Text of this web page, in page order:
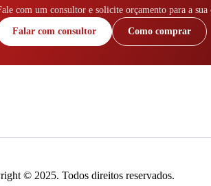
com um consultor e solicite orçamento para a
Falar com consultor Como comprar
© 2025. Todos direitos reservados.